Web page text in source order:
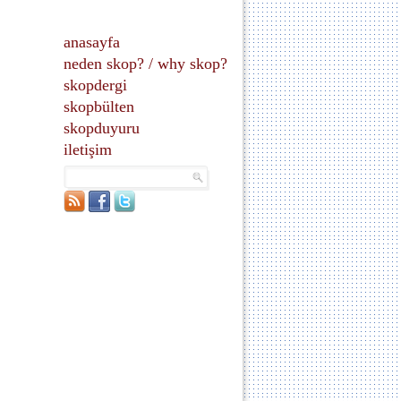
anasayfa
neden skop? / why skop?
skopdergi
skopbülten
skopduyuru
iletişim